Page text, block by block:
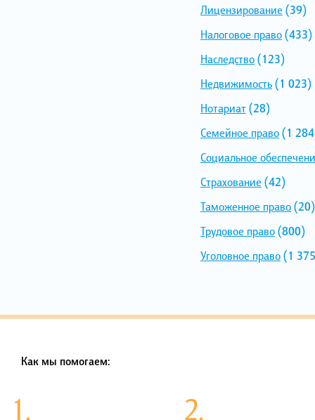
Лицензирование (39)
Налоговое право(433)
Наследство(123)
Недвижимость(1 023)
Нотариат(28)
Семейное право(1
Социальное
Страхование (42)
Таможенное право(20)
Трудовое право(800)
Уголовное право(1
Как мы помогаем:
1. 2.